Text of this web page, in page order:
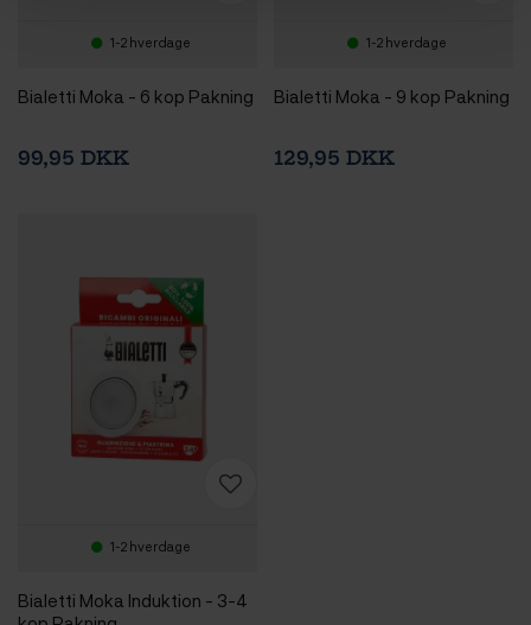
1-2 hverdage
Bialetti Moka - 6 kop Pakning
99,95 DKK
1-2 hverdage
Bialetti Moka - 9 kop Pakning
129,95 DKK
1-2 hverdage
Bialetti Moka Induktion - 3-4